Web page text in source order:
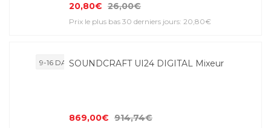
20,80€ 26,00€
Prix le plus bas 30 derniers jours: 20,80€
9-16 DAYSSOUNDCRAFT UI24 DIGITAL Mixeur
869,00€ 914,74€